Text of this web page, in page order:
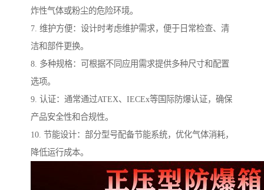
炸性气体或粉尘的危险环境。
7. 维护方便：设计时考虑维护需求，便于日常检查、清
洁和部件更换。
8. 多种规格：可根据不同应用需求提供多种尺寸和配置
选项。
9. 认证：通常通过ATEX、IECEx等国际防爆认证，确保
产品安全性和合规性。
10. 节能设计：部分型号配备节能系统，优化气体消耗，
降低运行成本。